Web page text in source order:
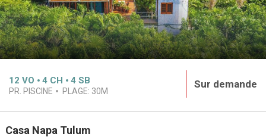
12 VO 4 CH 4 SB
PR. PISCINE PLAGE: 30M
Sur demande
Casa Napa Tulum